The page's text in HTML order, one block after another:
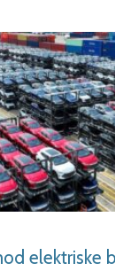
elektriske